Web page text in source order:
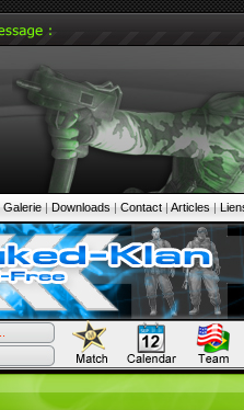
Galerie | Downloads | Contact | Articles |